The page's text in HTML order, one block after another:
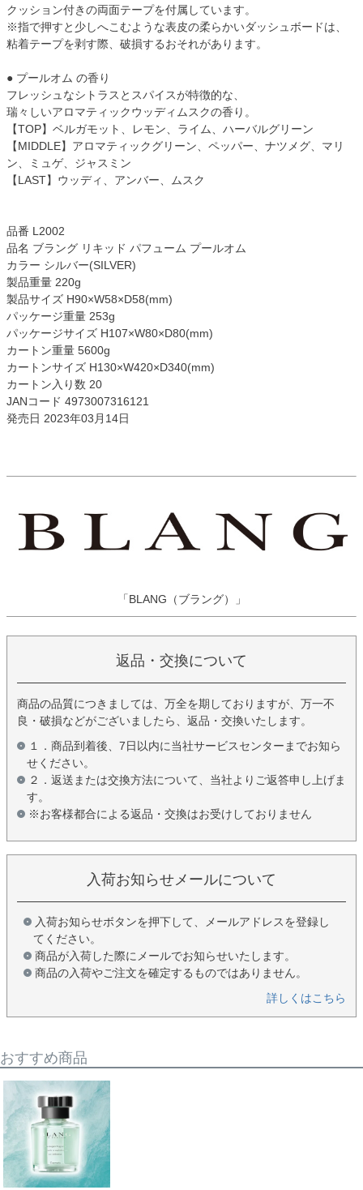
クッション付きの両面テープを付属しています。
※指で押すと少しへこむような表皮の柔らかいダッシュボードは、
粘着テープを剥す際、破損するおそれがあります。
● プールオム の香り
フレッシュなシトラスとスパイスが特徴的な、
瑞々しいアロマティックウッディムスクの香り。
【TOP】ベルガモット、レモン、ライム、ハーバルグリーン
【MIDDLE】アロマティックグリーン、ペッパー、ナツメグ、マリ
ン、ミュゲ、ジャスミン
【LAST】ウッディ、アンバー、ムスク
品番 L2002
品名 ブラング リキッド パフューム プールオム
カラー シルバー(SILVER)
製品重量 220g
製品サイズ H90×W58×D58(mm)
パッケージ重量 253g
パッケージサイズ H107×W80×D80(mm)
カートン重量 5600g
カートンサイズ H130×W420×D340(mm)
カートン入り数 20
JANコード 4973007316121
発売日 2023年03月14日
「BLANG（ブラング）」
返品・交換について
商品の品質につきましては、万全を期しておりますが、万一不
良・破損などがございましたら、返品・交換いたします。
１．商品到着後、7日以内に当社サービスセンターまでお知ら
せください。
２．返送または交換方法について、当社よりご返答申し上げま
す。
※お客様都合による返品・交換はお受けしておりません
入荷お知らせメールについて
入荷お知らせボタンを押下して、メールアドレスを登録し
てください。
商品が入荷した際にメールでお知らせいたします。
商品の入荷やご注文を確定するものではありません。
詳しくはこちら
おすすめ商品